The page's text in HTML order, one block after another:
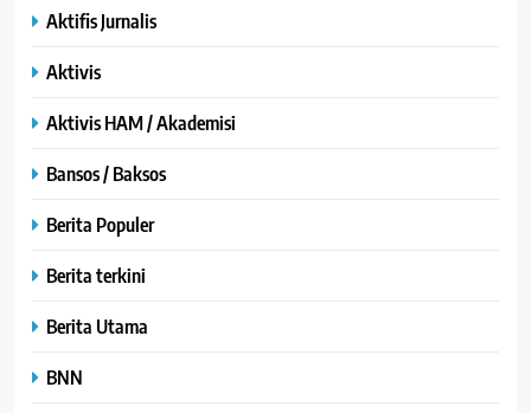
Aktifis Jurnalis
Aktivis
Aktivis HAM / Akademisi
Bansos / Baksos
Berita Populer
Berita terkini
Berita Utama
BNN